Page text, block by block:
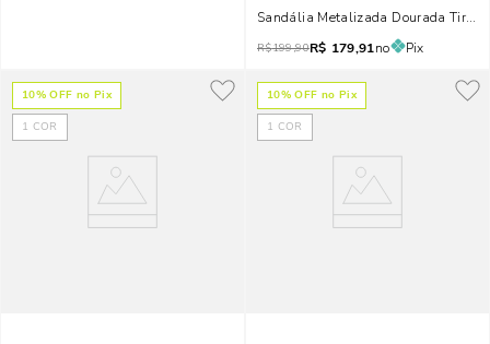
Sandália Metalizada Dourada Tiras
R$199,90R$ 179,91no Pix
10% OFF no Pix
1 COR
10% OFF no Pix
1 COR